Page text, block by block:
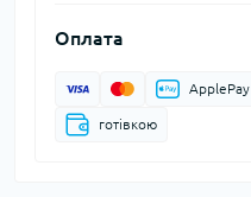
Оплата
ApplePay
готівкою